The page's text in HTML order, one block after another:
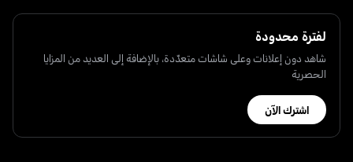
لفترة محدودة
شاهد دون إعلانات وعلى شاشات متعدّدة، بالإضافة إلى العديد من المزايا
الحصرية
اشترك الآن